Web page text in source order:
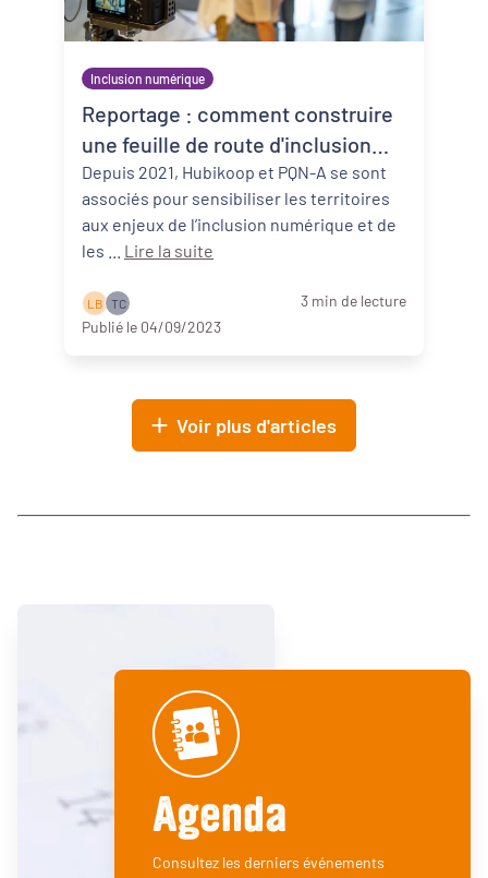
Inclusion numérique
Reportage : comment construire
une feuille de route d'inclusion
numérique ?
Depuis 2021, Hubikoop et PQN-A se sont
associés pour sensibiliser les territoires
aux enjeux de l’inclusion numérique et de
Lire la suite
L B T C
3 min de lecture
Publié le 04/09/2023
Voir plus d'articles
Agenda
Consultez les derniers événements